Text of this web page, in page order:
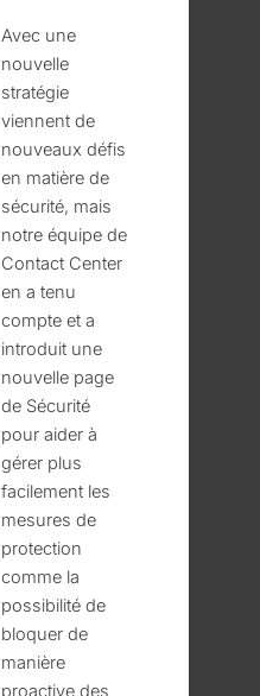
Avec une
nouvelle
stratégie
viennent de
nouveaux défis
en matière de
sécurité, mais
notre équipe de
Contact Center
en a tenu
compte et a
introduit une
nouvelle page
de Sécurité
pour aider à
gérer plus
facilement les
mesures de
protection
comme la
possibilité de
bloquer de
manière